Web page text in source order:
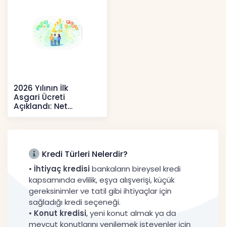
2026 Yılının İlk
Asgari Ücreti
Açıklandı: Net
52.738 TL, Ek Destek
Kredi Türleri Nelerdir?
• İhtiyaç kredisibankaların bireysel kredi
kapsamında evlilik, eşya alışverişi, küçük
gereksinimler ve tatil gibi ihtiyaçlar için
sağladığı kredi seçeneği.
• Konut kredisi, yeni konut almak ya da
mevcut konutlarını yenilemek isteyenler için